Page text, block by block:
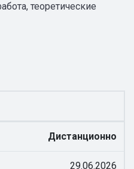
теоретические
Дистанционно
29.06.2026